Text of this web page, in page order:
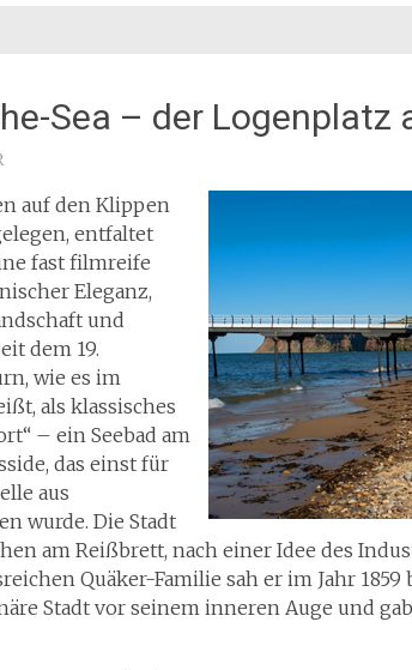
Sea – der Logenplatz
auf den Klippen
entfaltet
fast filmreife
Eleganz,
und
dem 19.
wie es im
als klassisches
– ein Seebad am
das einst für
aus
wurde. Die Stadt
am Reißbrett, nach einer Idee des
Quäker-Familie sah er im Jahr
Stadt vor seinem inneren Auge und